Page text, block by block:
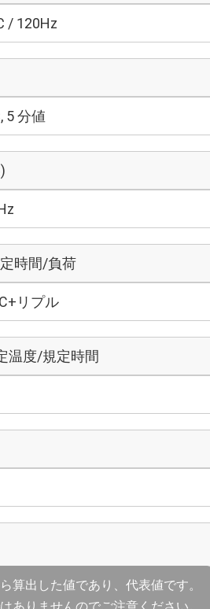
/ 120Hz
5 分値
時間/負荷
リプル
温度/規定時間
算出した値であり、代表値です。